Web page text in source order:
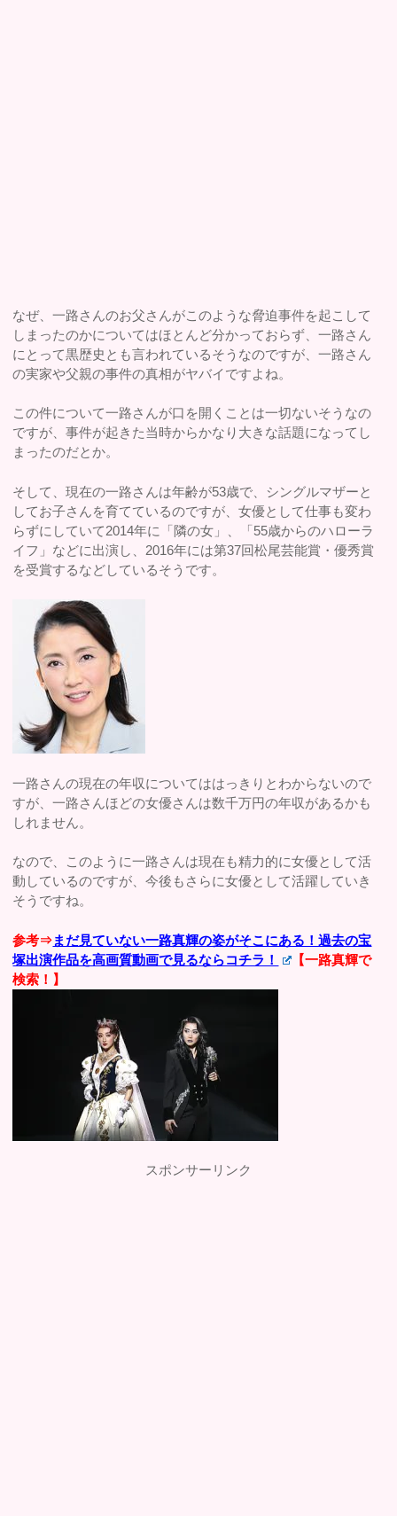
なぜ、一路さんのお父さんがこのような脅迫事件を起こして
しまったのかについてはほとんど分かっておらず、一路さん
にとって黒歴史とも言われているそうなのですが、一路さん
の実家や父親の事件の真相がヤバイですよね。
この件について一路さんが口を開くことは一切ないそうなの
ですが、事件が起きた当時からかなり大きな話題になってし
まったのだとか。
そして、現在の一路さんは年齢が53歳で、シングルマザーと
してお子さんを育てているのですが、女優として仕事も変わ
らずにしていて2014年に「隣の女」、「55歳からのハローラ
イフ」などに出演し、2016年には第37回松尾芸能賞・優秀賞
を受賞するなどしているそうです。
一路さんの現在の年収についてははっきりとわからないので
すが、一路さんほどの女優さんは数千万円の年収があるかも
しれません。
なので、このように一路さんは現在も精力的に女優として活
動しているのですが、今後もさらに女優として活躍していき
そうですね。
参考⇒まだ見ていない一路真輝の姿がそこにある！過去の宝
塚出演作品を高画質動画で見るならコチラ！
【一路真輝で
検索！】
スポンサーリンク